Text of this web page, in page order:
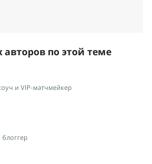
по этой теме
и VIP-матчмейкер
блоггер